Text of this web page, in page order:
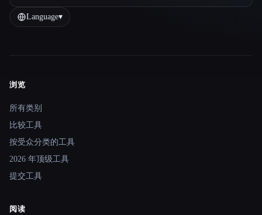
Language▾
Site navigation
浏览
所有类别
比较工具
按受众分类的工具
2026 年顶级工具
提交工具
阅读